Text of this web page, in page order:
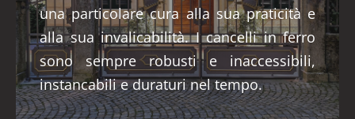
una particolare cura alla sua praticità e
alla sua invalicabilità. I cancelli in ferro
sono sempre robusti e inaccessibili,
instancabili e duraturi nel tempo.